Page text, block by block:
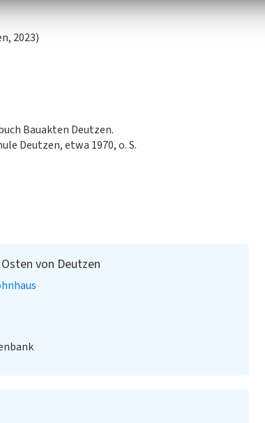
2023)
Bauakten Deutzen.
Deutzen, etwa 1970, o. S.
von Deutzen